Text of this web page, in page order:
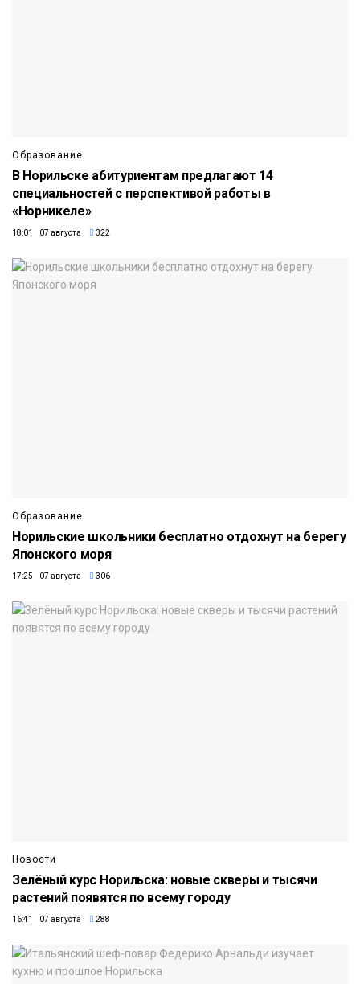
Образование
В Норильске абитуриентам предлагают 14
специальностей с перспективой работы в
«Норникеле»
18:01 07 августа 322
Образование
Норильские школьники бесплатно отдохнут на берегу
Японского моря
17:25 07 августа 306
Новости
Зелёный курс Норильска: новые скверы и тысячи
растений появятся по всему городу
16:41 07 августа 288